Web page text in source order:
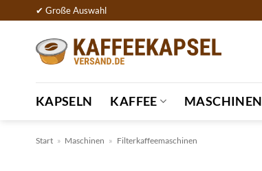
springen
✔ Große Auswahl
KAPSELN KAFFEE MASCHINEN
Start » Maschinen » Filterkaffeemaschinen